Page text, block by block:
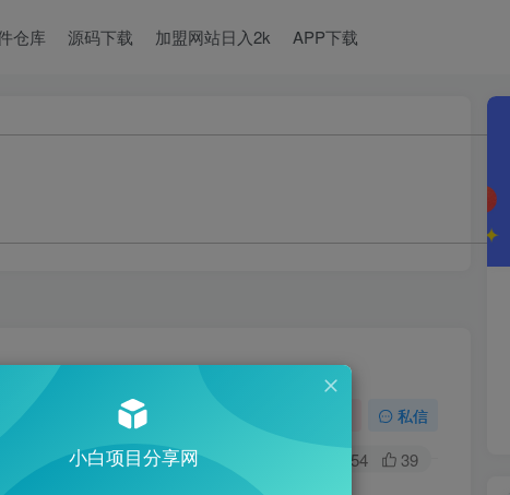
仓库 源码下载 加盟网站日入2k APP下载
私信
954 39
小白项目分享网